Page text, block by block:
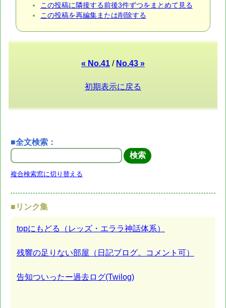
この投稿に隣接する前後3件ずつをまとめて見る
この投稿を再編集または削除する
« No.41 / No.43 »
初期表示に戻る
■全文検索：
複合検索窓に切り替える
■リンク集
topにもどる（レッズ・エララ神話体系）
残響の足りない部屋（日記ブログ。コメント可）
告知ついったー過去ログ(Twilog)